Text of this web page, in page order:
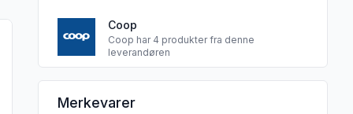
"Smak Aceto Di Mod. Balsamico 0,25l"
Coop
Coop har 4 produkter fra denne
leverandøren
LIVIO NORGE sine
Merkevarer